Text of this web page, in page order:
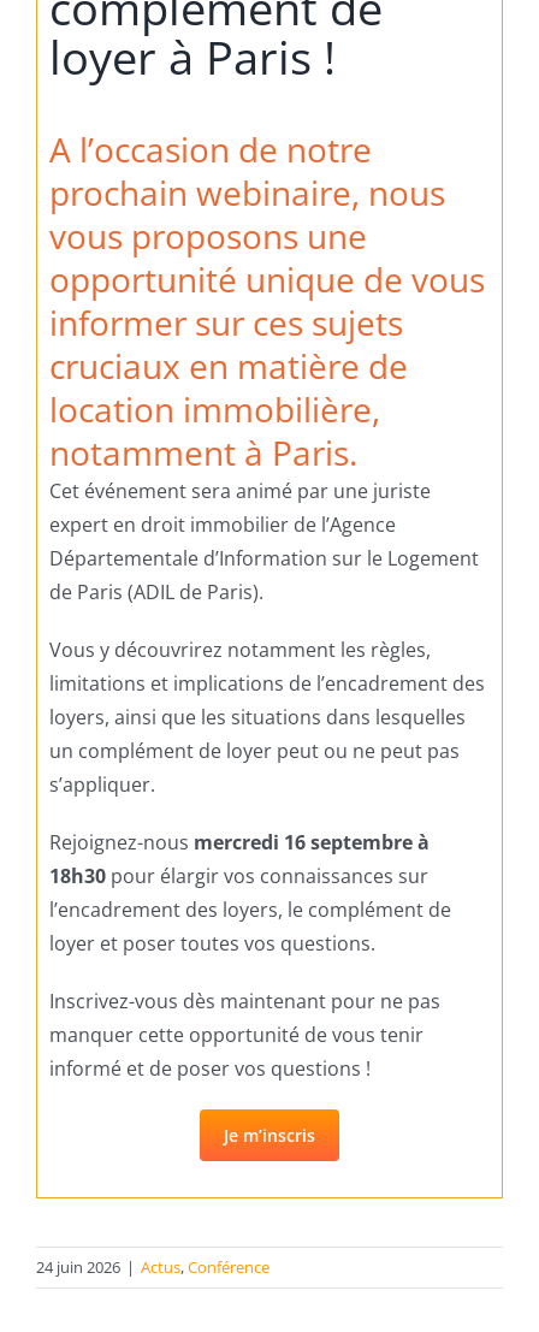
loyer à Paris !
A l’occasion de notre
prochain webinaire, nous
vous proposons une
opportunité unique de vous
informer sur ces sujets
cruciaux en matière de
location immobilière,
notamment à Paris.
Cet événement sera animé par une juriste
expert en droit immobilier de l’Agence
Départementale d’Information sur le Logement
de Paris (ADIL de Paris).
Vous y découvrirez notamment les règles,
limitations et implications de l’encadrement des
loyers, ainsi que les situations dans lesquelles
un complément de loyer peut ou ne peut pas
s’appliquer.
Rejoignez-nous mercredi 16 septembre à
18h30pour élargir vos connaissances sur
l’encadrement des loyers, le complément de
loyer et poser toutes vos questions.
Inscrivez-vous dès maintenant pour ne pas
manquer cette opportunité de vous tenir
informé et de poser vos questions !
Je m’inscris
24 juin 2026 | Actus,Conférence